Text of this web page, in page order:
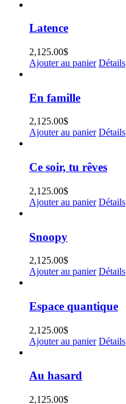
Latence
2,125.00$
Ajouter au panier Détails
En famille
2,125.00$
Ajouter au panier Détails
Ce soir, tu rêves
2,125.00$
Ajouter au panier Détails
Snoopy
2,125.00$
Ajouter au panier Détails
Espace quantique
2,125.00$
Ajouter au panier Détails
Au hasard
2,125.00$